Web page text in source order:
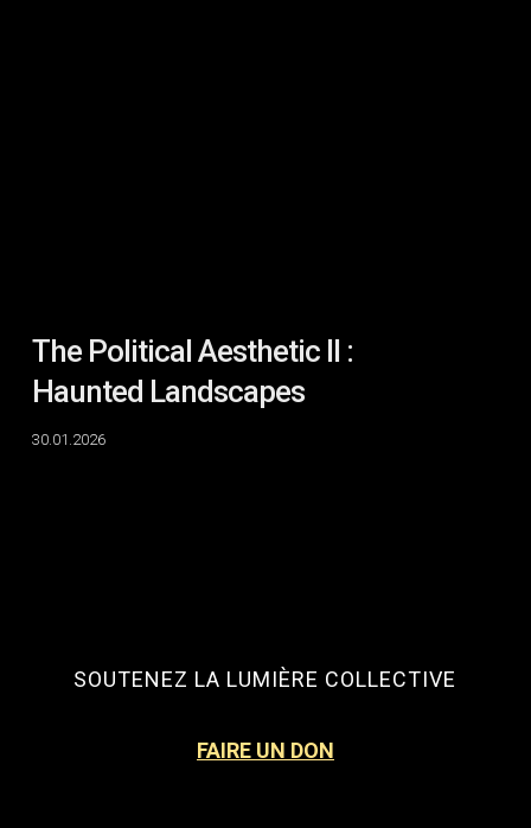
The Political Aesthetic II :
Haunted Landscapes
30.01.2026
SOUTENEZ LA LUMIÈRE COLLECTIVE
FAIRE UN DON